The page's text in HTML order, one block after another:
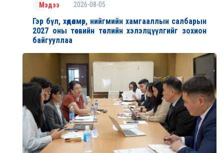
Мэдээ 2026-08-05
Гэр бүл, хөдөлмөр, нийгмийн хамгааллын салбарын
2027 оны төсвийн төслийн хэлэлцүүлгийг зохион
байгууллаа